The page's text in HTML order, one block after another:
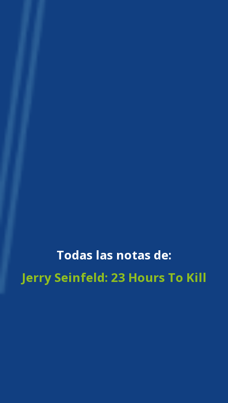
Todas las notas de:
Jerry Seinfeld: 23 Hours To Kill